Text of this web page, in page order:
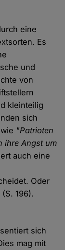
eine
Es
und
von
kleinteilig
sich
"Patrioten
ihre Angst um
auch eine
Oder
196).
sich
mag mit